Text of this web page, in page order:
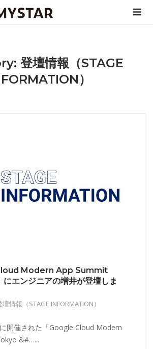
登壇情報（STAGE
）
Modern App Summit
エンジニアの増井が登壇しま
壇情報（STAGE INFORMATION）
開催された「Google Cloud Modern
&#…...